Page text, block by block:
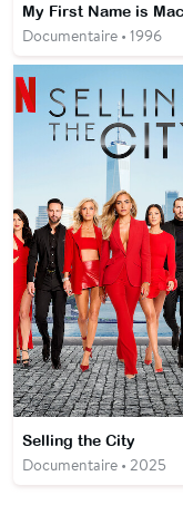
My First Name is
Documentaire • 1996
Selling the City
Documentaire • 2025